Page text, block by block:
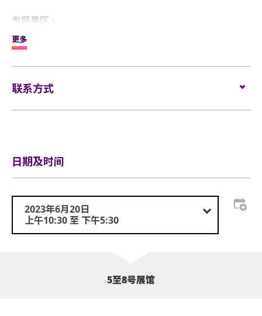
专题展区 :
2023全球数字能源展
高性能医疗器械展
数控刀具、模具、测量设备
更多
联系方式
日期及时间
2023年6月20日
上午10:30 至 下午5:30
5至8号展馆